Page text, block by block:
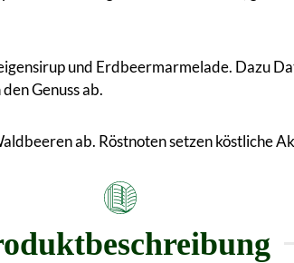
und Erdbeermarmelade. Dazu
Genuss ab.
ab. Röstnoten setzen köstliche